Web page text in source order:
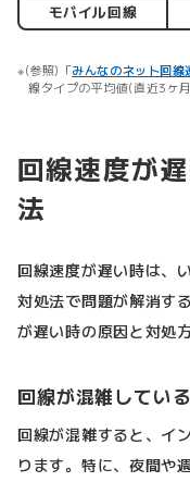
モバイル回線
(参照)「みんなのネット回線
線タイプの平均値(直近3ヶ
回線速度が
法
回線速度が遅い時は、
対処法で問題が解消す
が遅い時の原因と対処
回線が混雑している
回線が混雑すると、イ
ります。特に、夜間や